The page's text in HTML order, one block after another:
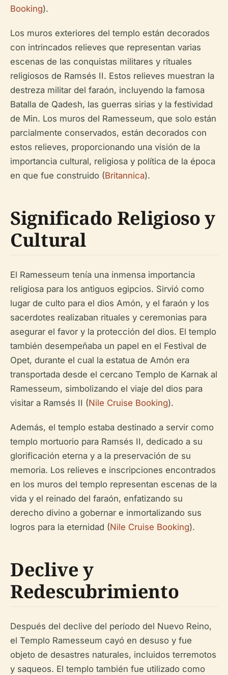
Booking).
Los muros exteriores del templo están decorados
con intrincados relieves que representan varias
escenas de las conquistas militares y rituales
religiosos de Ramsés II. Estos relieves muestran la
destreza militar del faraón, incluyendo la famosa
Batalla de Qadesh, las guerras sirias y la festividad
de Min. Los muros del Ramesseum, que solo están
parcialmente conservados, están decorados con
estos relieves, proporcionando una visión de la
importancia cultural, religiosa y política de la época
en que fue construido (Britannica).
Significado Religioso y
Cultural
El Ramesseum tenía una inmensa importancia
religiosa para los antiguos egipcios. Sirvió como
lugar de culto para el dios Amón, y el faraón y los
sacerdotes realizaban rituales y ceremonias para
asegurar el favor y la protección del dios. El templo
también desempeñaba un papel en el Festival de
Opet, durante el cual la estatua de Amón era
transportada desde el cercano Templo de Karnak al
Ramesseum, simbolizando el viaje del dios para
visitar a Ramsés II (Nile Cruise Booking).
Además, el templo estaba destinado a servir como
templo mortuorio para Ramsés II, dedicado a su
glorificación eterna y a la preservación de su
memoria. Los relieves e inscripciones encontrados
en los muros del templo representan escenas de la
vida y el reinado del faraón, enfatizando su
derecho divino a gobernar e inmortalizando sus
logros para la eternidad (Nile Cruise Booking).
Declive y
Redescubrimiento
Después del declive del período del Nuevo Reino,
el Templo Ramesseum cayó en desuso y fue
objeto de desastres naturales, incluidos terremotos
y saqueos. El templo también fue utilizado como